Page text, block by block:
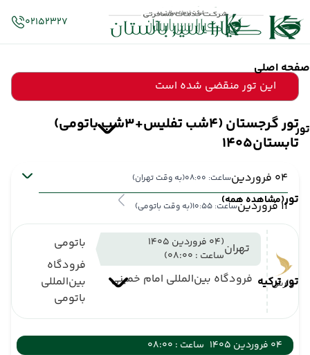
صفحه اصلی
تور
تور(مشاهده همه)
تور ترکیه
02152327
این تور منقضی شده است
تور گرجستان (4شب تفلیس+3شب باتومی)
تابستان1405
04 فروردین ساعت: 08:00 (به وقت تهران)
11 فروردین ساعت: 10:55 (به وقت باتومی)
وارش
تهران
(04 فروردین 1405
ساعت : 08:00)
فرودگاه بین‌المللی امام خمینی
باتومی
فرودگاه
بین‌المللی
باتومی
04 فروردین 1405
ساعت : 08:00